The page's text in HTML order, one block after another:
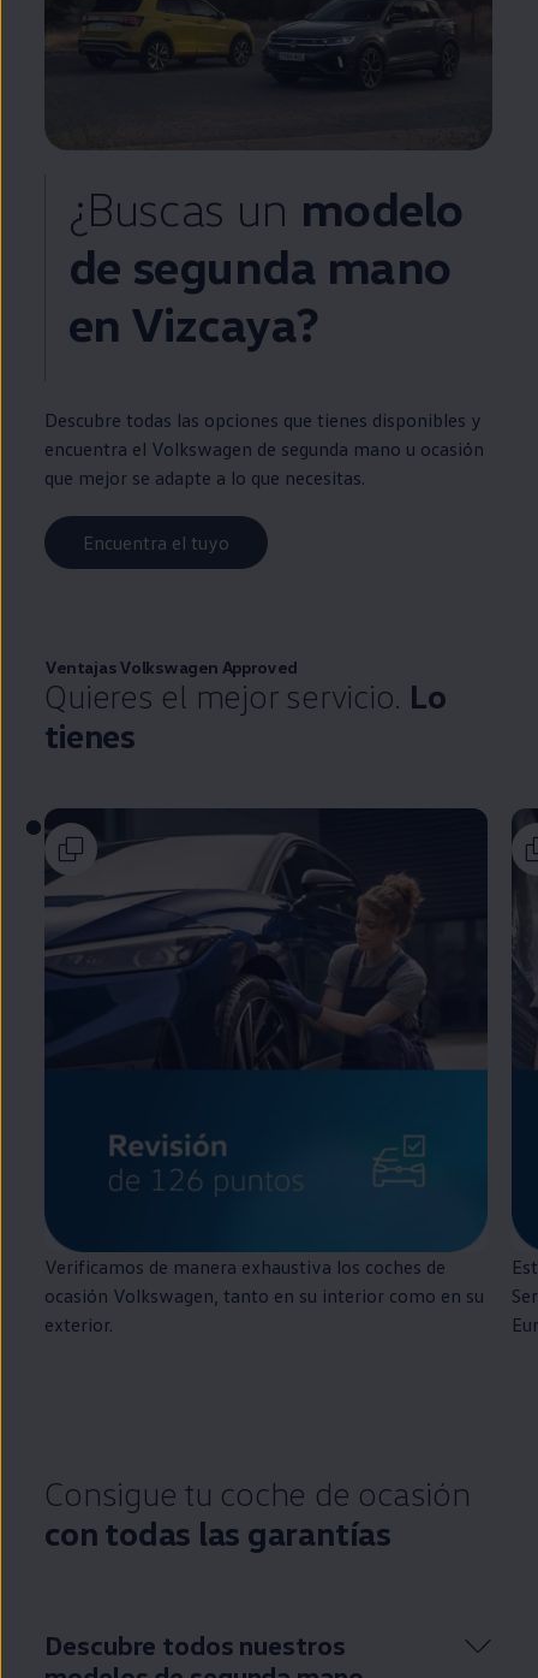
¿Buscas un modelo
de segunda mano
en Vizcaya?
Descubre todas las opciones que tienes disponibles y
encuentra el Volkswagen de segunda mano u ocasión
que mejor se adapte a lo que necesitas.
Encuentra el tuyo
Ventajas Volkswagen Approved
Quieres el mejor servicio. Lo
tienes
Verificamos de manera exhaustiva los coches de
ocasión Volkswagen, tanto en su interior como en su
exterior.
Consigue tu coche de ocasión
con todas las garantías
Descubre todos nuestros